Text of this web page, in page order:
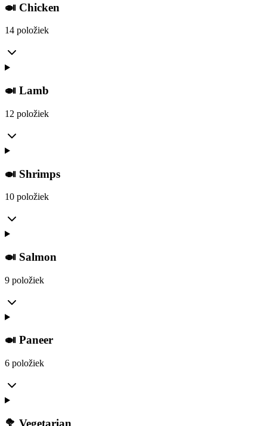
🍛 Chicken
14 položiek
🍛 Lamb
12 položiek
🍛 Shrimps
10 položiek
🍛 Salmon
9 položiek
🍛 Paneer
6 položiek
🥦 Vegetarian